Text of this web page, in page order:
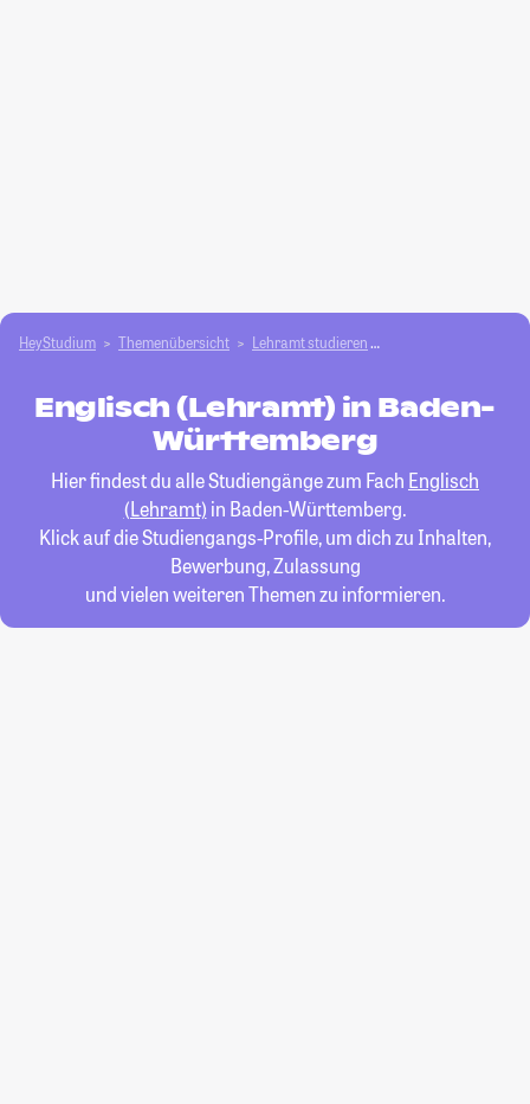
HeyStudium Themenübersicht Lehramt studieren
Englisch (Lehramt) in Baden-
Württemberg
Hier findest du alle Studiengänge zum Fach Englisch
(Lehramt) in Baden-Württemberg.
Klick auf die Studiengangs-Profile, um dich zu Inhalten,
Bewerbung, Zulassung
und vielen weiteren Themen zu informieren.